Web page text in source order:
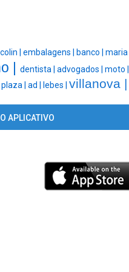
| embalagens | banco | maria |
| dentista | advogados | moto |
plaza | ad | lebes | villanova |
APLICATIVO